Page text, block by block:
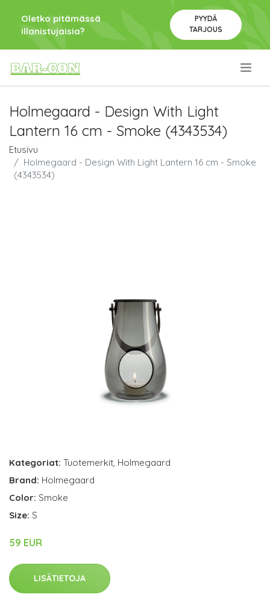
Oletko pitämässä
illanistujaisia?
PYYDÄ
TARJOUS
Holmegaard - Design With Light
Lantern 16 cm - Smoke (4343534)
Etusivu
Holmegaard - Design With Light Lantern 16 cm - Smoke
(4343534)
Kategoriat: Tuotemerkit, Holmegaard
Brand: Holmegaard
Color: Smoke
Size: S
59 EUR
LISÄTIETOJA